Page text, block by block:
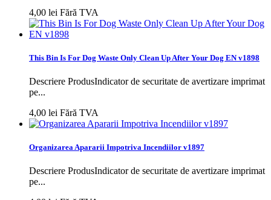
4,00 lei Fără TVA
This Bin Is For Dog Waste Only Clean Up After Your Dog EN v1898
Descriere ProdusIndicator de securitate de avertizare imprimat
pe...
4,00 lei Fără TVA
Organizarea Apararii Impotriva Incendiilor v1897
Descriere ProdusIndicator de securitate de avertizare imprimat
pe...